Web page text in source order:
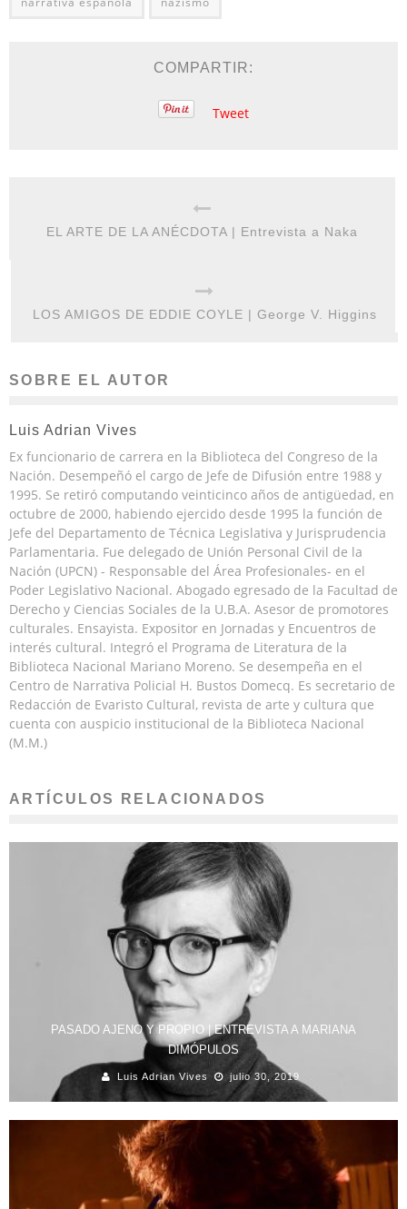
COMPARTIR:
Tweet
EL ARTE DE LA ANÉCDOTA | Entrevista a Naka
LOS AMIGOS DE EDDIE COYLE | George V. Higgins
SOBRE EL AUTOR
Luis Adrian Vives
Ex funcionario de carrera en la Biblioteca del Congreso de la
Nación. Desempeñó el cargo de Jefe de Difusión entre 1988 y
1995. Se retiró computando veinticinco años de antigüedad, en
octubre de 2000, habiendo ejercido desde 1995 la función de
Jefe del Departamento de Técnica Legislativa y Jurisprudencia
Parlamentaria. Fue delegado de Unión Personal Civil de la
Nación (UPCN) - Responsable del Área Profesionales- en el
Poder Legislativo Nacional. Abogado egresado de la Facultad de
Derecho y Ciencias Sociales de la U.B.A. Asesor de promotores
culturales. Ensayista. Expositor en Jornadas y Encuentros de
interés cultural. Integró el Programa de Literatura de la
Biblioteca Nacional Mariano Moreno. Se desempeña en el
Centro de Narrativa Policial H. Bustos Domecq. Es secretario de
Redacción de Evaristo Cultural, revista de arte y cultura que
cuenta con auspicio institucional de la Biblioteca Nacional
(M.M.)
ARTÍCULOS RELACIONADOS
PASADO AJENO Y PROPIO | ENTREVISTA A MARIANA
DIMÓPULOS
Luis Adrian Vives julio 30, 2019